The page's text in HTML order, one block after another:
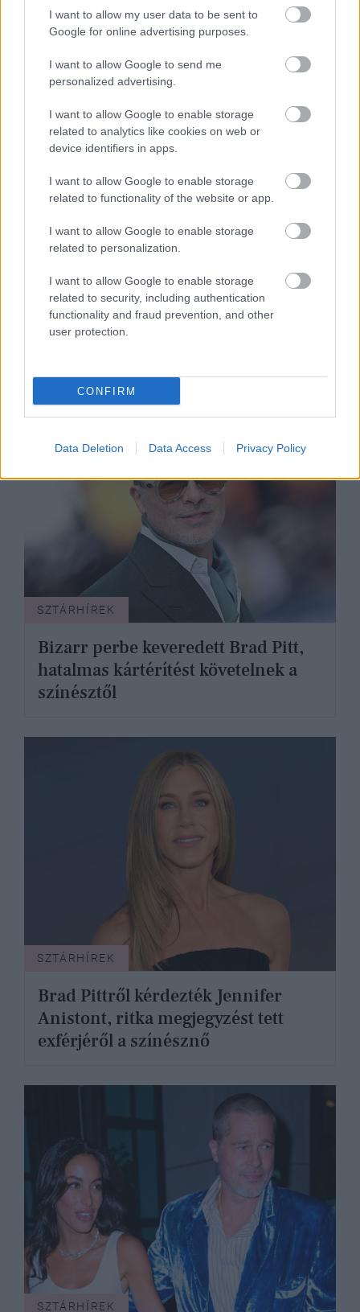
I want to allow my user data to be sent to
Google for online advertising purposes.
I want to allow Google to send me
personalized advertising.
I want to allow Google to enable storage
related to analytics like cookies on web or
device identifiers in apps.
I want to allow Google to enable storage
related to functionality of the website or app.
I want to allow Google to enable storage
related to personalization.
I want to allow Google to enable storage
related to security, including authentication
functionality and fraud prevention, and other
user protection.
CONFIRM
Data Deletion Data Access Privacy Policy
SZTÁRHÍREK
Brad Pitt halálosan szerelmes
fotóitól hangos az internet, mintha
20 évet fiatalodott volna barátnője
mellett
SZTÁRHÍREK
Bizarr perbe keveredett Brad Pitt,
hatalmas kártérítést követelnek a
színésztől
SZTÁRHÍREK
Brad Pittről kérdezték Jennifer
Anistont, ritka megjegyzést tett
exférjéről a színésznő
SZTÁRHÍREK